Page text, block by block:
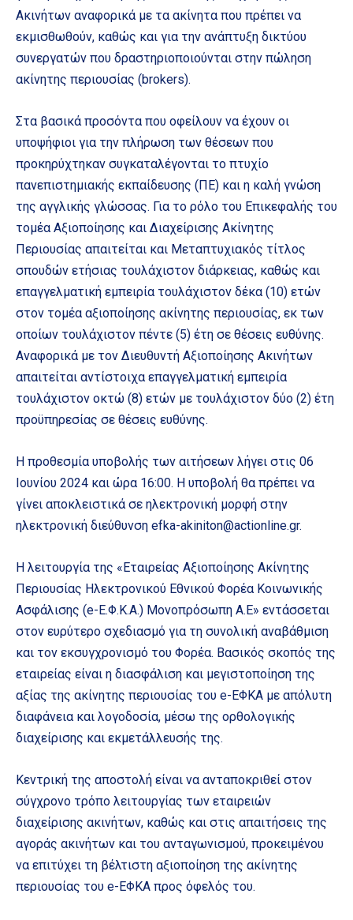
Ακινήτων αναφορικά με τα ακίνητα που πρέπει να
εκμισθωθούν, καθώς και για την ανάπτυξη δικτύου
συνεργατών που δραστηριοποιούνται στην πώληση
ακίνητης περιουσίας (brokers).
Στα βασικά προσόντα που οφείλουν να έχουν οι
υποψήφιοι για την πλήρωση των θέσεων που
προκηρύχτηκαν συγκαταλέγονται το πτυχίο
πανεπιστημιακής εκπαίδευσης (ΠΕ) και η καλή γνώση
της αγγλικής γλώσσας. Για το ρόλο του Επικεφαλής του
τομέα Αξιοποίησης και Διαχείρισης Ακίνητης
Περιουσίας απαιτείται και Μεταπτυχιακός τίτλος
σπουδών ετήσιας τουλάχιστον διάρκειας, καθώς και
επαγγελματική εμπειρία τουλάχιστον δέκα (10) ετών
στον τομέα αξιοποίησης ακίνητης περιουσίας, εκ των
οποίων τουλάχιστον πέντε (5) έτη σε θέσεις ευθύνης.
Αναφορικά με τον Διευθυντή Αξιοποίησης Ακινήτων
απαιτείται αντίστοιχα επαγγελματική εμπειρία
τουλάχιστον οκτώ (8) ετών με τουλάχιστον δύο (2) έτη
προϋπηρεσίας σε θέσεις ευθύνης.
Η προθεσμία υποβολής των αιτήσεων λήγει στις 06
Ιουνίου 2024 και ώρα 16:00. Η υποβολή θα πρέπει να
γίνει αποκλειστικά σε ηλεκτρονική μορφή στην
ηλεκτρονική διεύθυνση efka-akiniton@actionline.gr.
Η λειτουργία της «Εταιρείας Αξιοποίησης Ακίνητης
Περιουσίας Ηλεκτρονικού Εθνικού Φορέα Κοινωνικής
Ασφάλισης (e-Ε.Φ.Κ.Α.) Μονοπρόσωπη Α.E» εντάσσεται
στον ευρύτερο σχεδιασμό για τη συνολική αναβάθμιση
και τον εκσυγχρονισμό του Φορέα. Βασικός σκοπός της
εταιρείας είναι η διασφάλιση και μεγιστοποίηση της
αξίας της ακίνητης περιουσίας του e-ΕΦΚΑ με απόλυτη
διαφάνεια και λογοδοσία, μέσω της ορθολογικής
διαχείρισης και εκμετάλλευσής της.
Κεντρική της αποστολή είναι να ανταποκριθεί στον
σύγχρονο τρόπο λειτουργίας των εταιρειών
διαχείρισης ακινήτων, καθώς και στις απαιτήσεις της
αγοράς ακινήτων και του ανταγωνισμού, προκειμένου
να επιτύχει τη βέλτιστη αξιοποίηση της ακίνητης
περιουσίας του e-ΕΦΚΑ προς όφελός του.